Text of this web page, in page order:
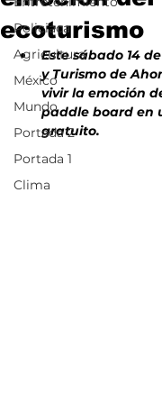
Policiaca
Agricultura
México
Mundo
Portada 2
Portada 1
Clima
ecoturismo
Este sábado 14
y Turismo de
vivir la emoción
paddle board en
gratuito.